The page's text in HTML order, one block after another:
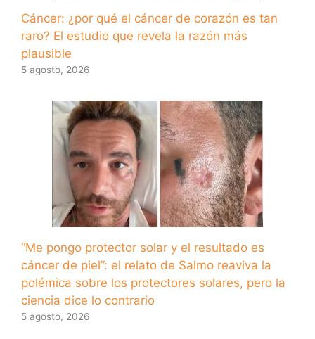
Cáncer: ¿por qué el cáncer de corazón es tan
raro? El estudio que revela la razón más
plausible
5 agosto, 2026
“Me pongo protector solar y el resultado es
cáncer de piel”: el relato de Salmo reaviva la
polémica sobre los protectores solares, pero la
ciencia dice lo contrario
5 agosto, 2026